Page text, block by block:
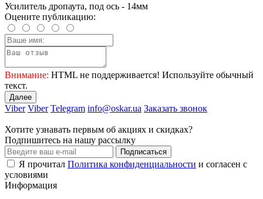
Усилитель дропаута, под ось - 14мм
Оцените публикацию:
Внимание: HTML не поддерживается! Используйте обычный
текст.
Далее
Viber Viber Telegram info@oskar.ua Заказать звонок
Хотите узнавать первым об акциях и скидках?
Подпишитесь на нашу рассылку
Подписаться
Я прочитал Политика конфиденциальности и согласен с
условиями
Информация